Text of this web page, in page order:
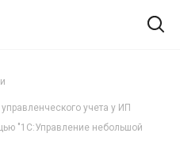
учета у ИП
"1С:Управление небольшой